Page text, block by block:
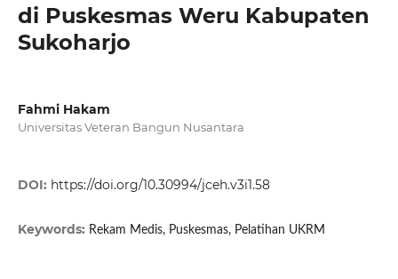
di Puskesmas Weru Kabupaten
Sukoharjo
Fahmi Hakam
Universitas Veteran Bangun Nusantara
DOI: https://doi.org/10.30994/jceh.v3i1.58
Keywords: Rekam Medis, Puskesmas, Pelatihan UKRM